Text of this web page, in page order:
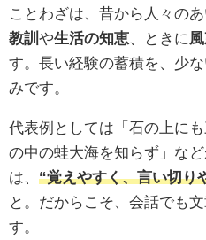
ことわざは、昔から人々の
教訓 や生活の知恵 、ときに
す。長い経験の蓄積を、少
みです。
代表例としては「石の上に
の中の蛙大海を知らず」な
は、 “覚えやすく、言い切り
と。だからこそ、会話でも
す。